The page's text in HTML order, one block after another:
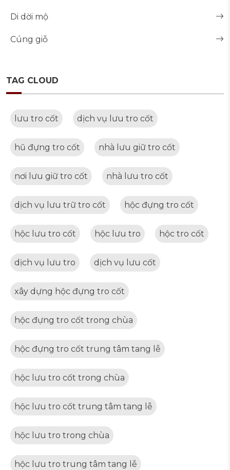
Di dời mộ
Cúng giỗ
TAG CLOUD
lưu tro cốt dịch vụ lưu tro cốt
hũ đựng tro cốt nhà lưu giữ tro cốt
nơi lưu giữ tro cốt nhà lưu tro cốt
dịch vụ lưu trữ tro cốt hộc đựng tro cốt
hộc lưu tro cốt hộc lưu tro hộc tro cốt
dịch vụ lưu tro dịch vụ lưu cốt
xây dựng hộc đựng tro cốt
hộc đựng tro cốt trong chùa
hộc đựng tro cốt trung tâm tang lễ
hộc lưu tro cốt trong chùa
hộc lưu tro cốt trung tâm tang lễ
hộc lưu tro trong chùa
hộc lưu tro trung tâm tang lễ